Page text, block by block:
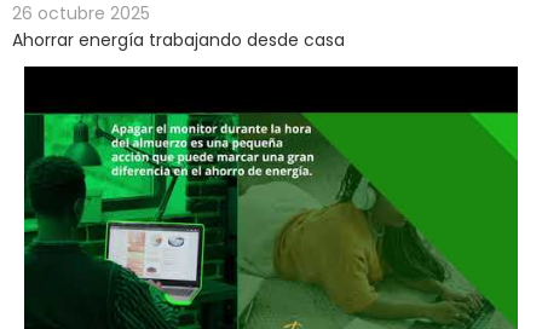
26 octubre 2025
Ahorrar energía trabajando desde casa